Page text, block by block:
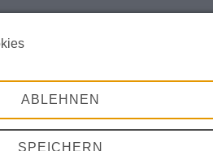
ABLEHNEN
SPEICHERN